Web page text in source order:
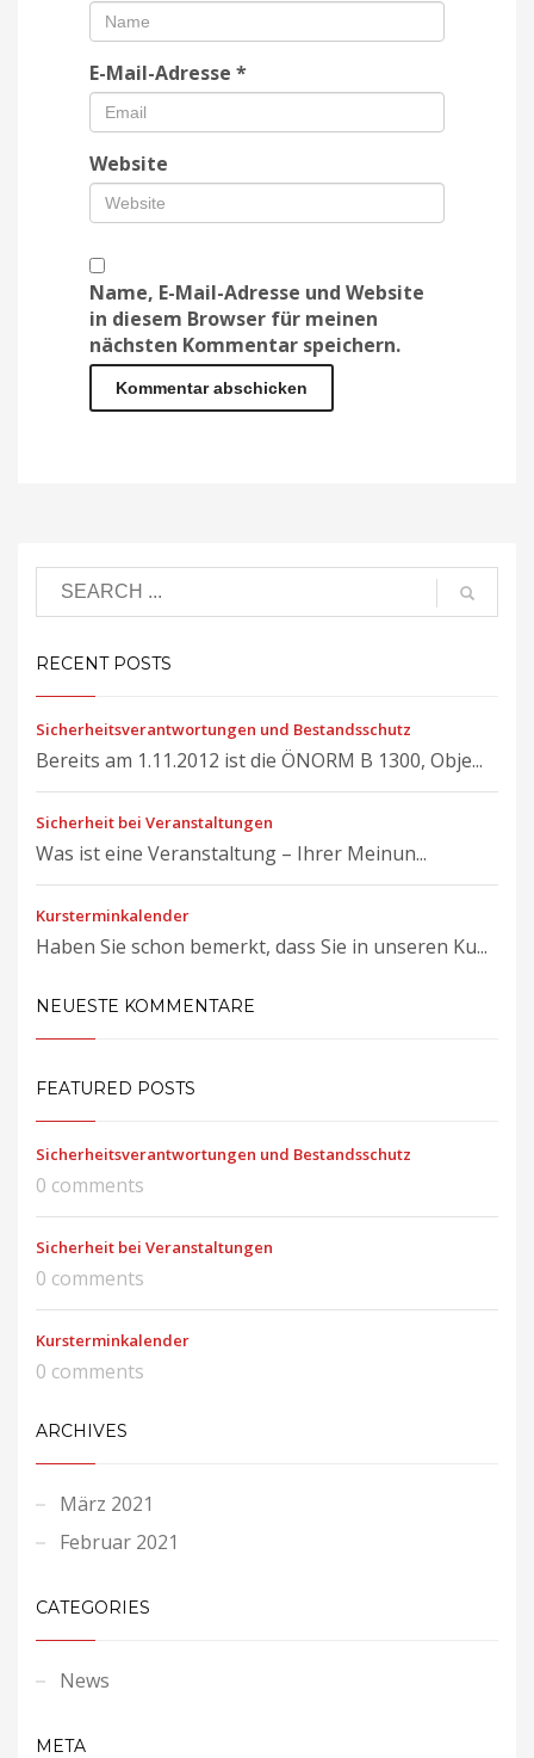
E-Mail-Adresse *
Website
Name, E-Mail-Adresse und Website
in diesem Browser für meinen
nächsten Kommentar speichern.
RECENT POSTS
Sicherheitsverantwortungen und Bestandsschutz
Bereits am 1.11.2012 ist die ÖNORM B 1300, Obje...
Sicherheit bei Veranstaltungen
Was ist eine Veranstaltung – Ihrer Meinun...
Kursterminkalender
Haben Sie schon bemerkt, dass Sie in unseren Ku...
NEUESTE KOMMENTARE
FEATURED POSTS
Sicherheitsverantwortungen und Bestandsschutz
0 comments
Sicherheit bei Veranstaltungen
0 comments
Kursterminkalender
0 comments
ARCHIVES
März 2021
Februar 2021
CATEGORIES
News
META